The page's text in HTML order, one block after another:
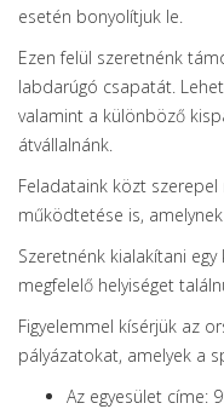
esetén bonyolítjuk le.
Ezen felül szeretnénk
labdarúgó csapatát.
valamint a különböző
átvállalnánk.
Feladataink közt
működtetése is,
Szeretnénk kialakítani
megfelelő helyiséget
Figyelemmel kísérjük az
pályázatokat, amelyek a
Az egyesület címe: